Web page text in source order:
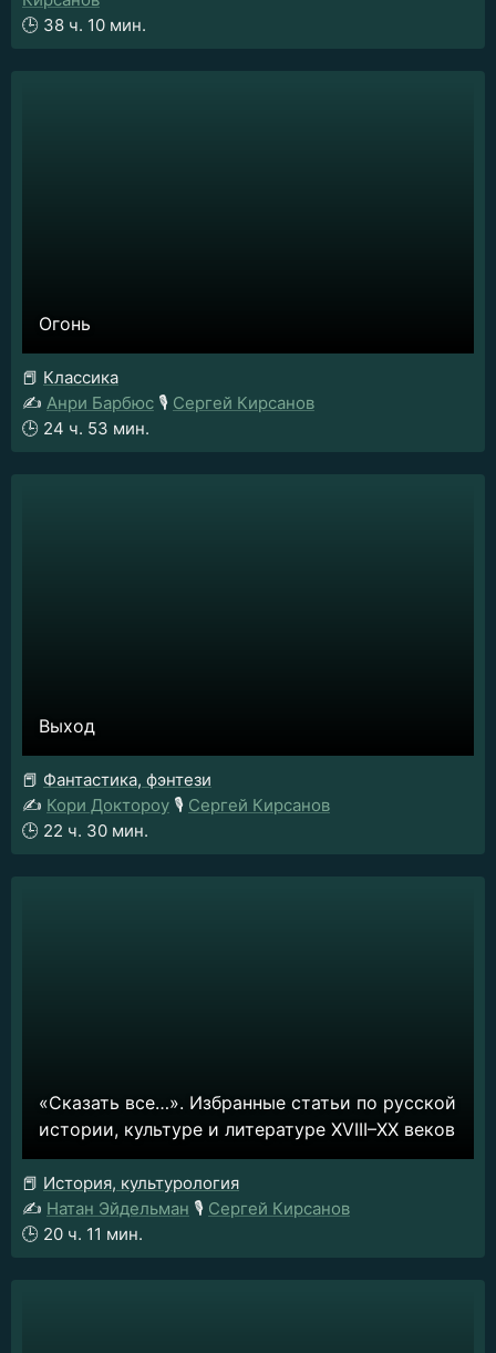
🕒 38 ч. 10 мин.
Огонь
📕 Классика
✍️ Анри Барбюс 🎙️ Сергей Кирсанов
🕒 24 ч. 53 мин.
Выход
📕 Фантастика, фэнтези
✍️ Кори Доктороу 🎙️ Сергей Кирсанов
🕒 22 ч. 30 мин.
«Сказать все…». Избранные статьи по русской
истории, культуре и литературе XVIII–XX веков
📕 История, культурология
✍️ Натан Эйдельман 🎙️ Сергей Кирсанов
🕒 20 ч. 11 мин.